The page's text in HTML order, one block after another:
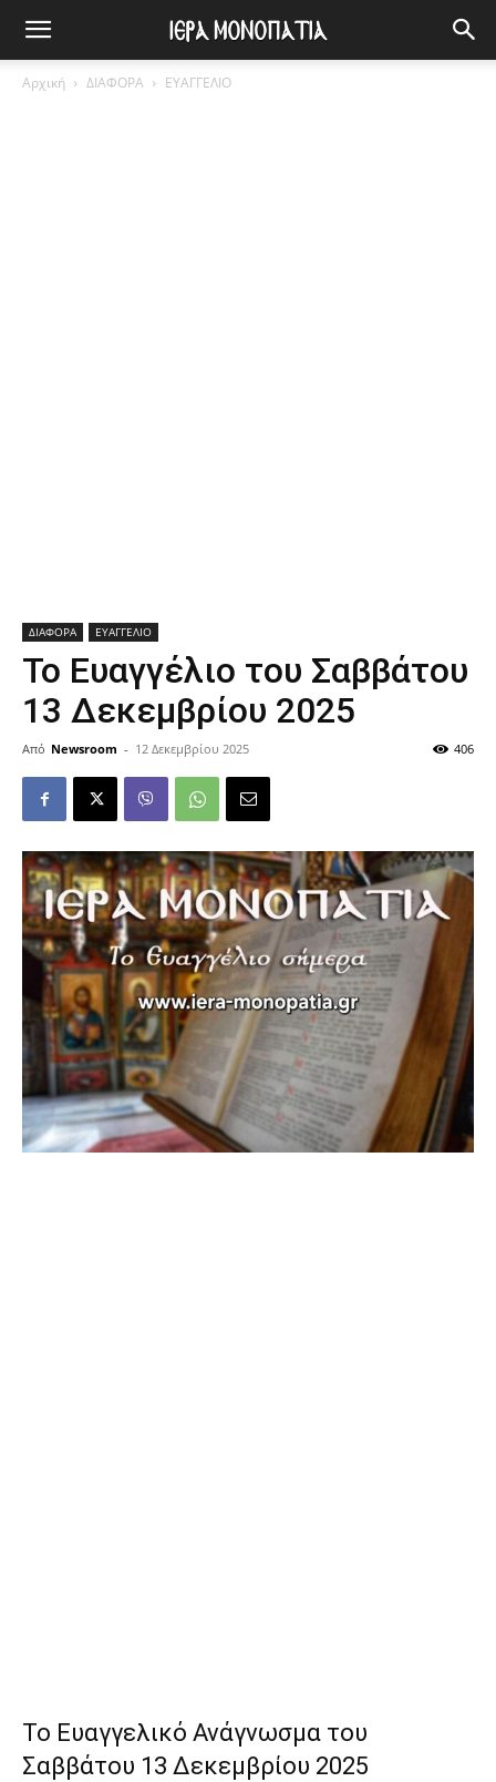
Αρχική ΔΙΑΦΟΡΑ ΕΥΑΓΓΕΛΙΟ
ΔΙΑΦΟΡΑ ΕΥΑΓΓΕΛΙΟ
Το Ευαγγέλιο του Σαββάτου
13 Δεκεμβρίου 2025
Από Newsroom - 12 Δεκεμβρίου 2025 406
Το Ευαγγελικό Ανάγνωσμα του
Σαββάτου 13 Δεκεμβρίου 2025